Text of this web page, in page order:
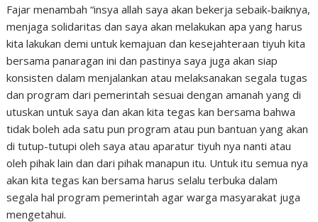
Fajar menambah “insya allah saya akan bekerja sebaik-baiknya,
menjaga solidaritas dan saya akan melakukan apa yang harus
kita lakukan demi untuk kemajuan dan kesejahteraan tiyuh kita
bersama panaragan ini dan pastinya saya juga akan siap
konsisten dalam menjalankan atau melaksanakan segala tugas
dan program dari pemerintah sesuai dengan amanah yang di
utuskan untuk saya dan akan kita tegas kan bersama bahwa
tidak boleh ada satu pun program atau pun bantuan yang akan
di tutup-tutupi oleh saya atau aparatur tiyuh nya nanti atau
oleh pihak lain dan dari pihak manapun itu. Untuk itu semua nya
akan kita tegas kan bersama harus selalu terbuka dalam
segala hal program pemerintah agar warga masyarakat juga
mengetahui.